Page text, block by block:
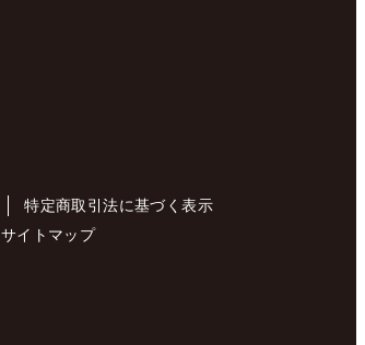
特定商取引法に基づく表示
サイトマップ